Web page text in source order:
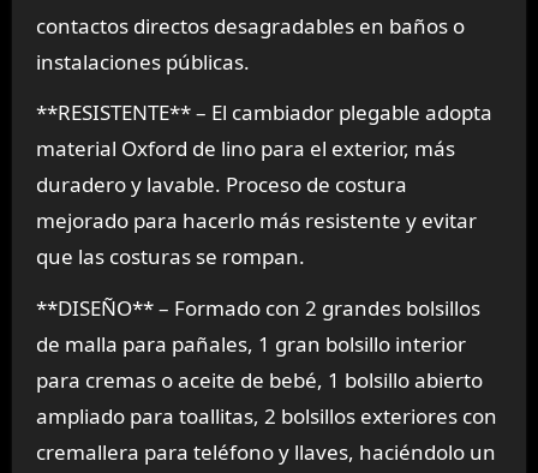
contactos directos desagradables en baños o
instalaciones públicas.
**RESISTENTE** – El cambiador plegable adopta
material Oxford de lino para el exterior, más
duradero y lavable. Proceso de costura
mejorado para hacerlo más resistente y evitar
que las costuras se rompan.
**DISEÑO** – Formado con 2 grandes bolsillos
de malla para pañales, 1 gran bolsillo interior
para cremas o aceite de bebé, 1 bolsillo abierto
ampliado para toallitas, 2 bolsillos exteriores con
cremallera para teléfono y llaves, haciéndolo un